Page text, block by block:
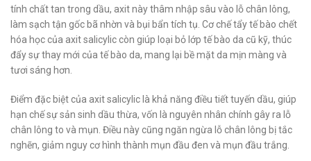
tính chất tan trong dầu, axit này thâm nhập sâu vào lỗ chân lông,
làm sạch tận gốc bã nhờn và bụi bẩn tích tụ. Cơ chế tẩy tế bào chết
hóa học của axit salicylic còn giúp loại bỏ lớp tế bào da cũ kỹ, thúc
đẩy sự thay mới của tế bào da, mang lại bề mặt da mịn màng và
tươi sáng hơn.
Điểm đặc biệt của axit salicylic là khả năng điều tiết tuyến dầu, giúp
hạn chế sự sản sinh dầu thừa, vốn là nguyên nhân chính gây ra lỗ
chân lông to và mụn. Điều này cũng ngăn ngừa lỗ chân lông bị tắc
nghẽn, giảm nguy cơ hình thành mụn đầu đen và mụn đầu trắng.